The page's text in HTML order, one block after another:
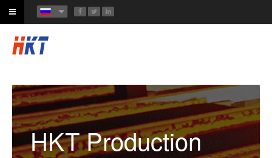
HKT Production